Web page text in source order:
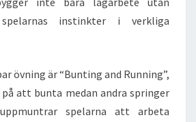
instinkter i verkliga
övning är “Bunting and Running”,
att bunta medan andra springer
spelarna att arbeta